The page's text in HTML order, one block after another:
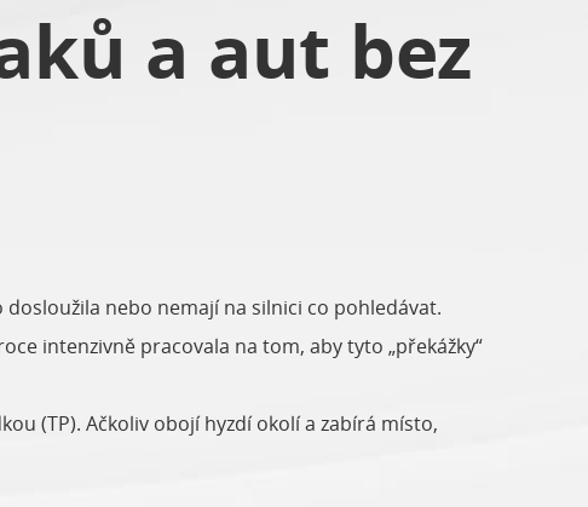
a aut bez
nebo nemají na silnici co pohledávat.
intenzivně pracovala na tom, aby tyto „překážky“
(TP). Ačkoliv obojí hyzdí okolí a zabírá místo,